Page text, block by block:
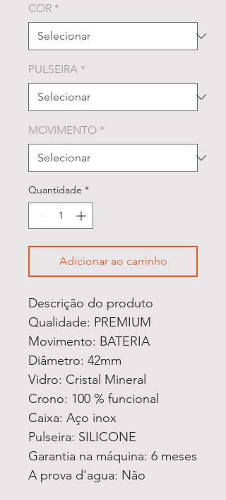
COR *
PULSEIRA *
MOVIMENTO *
Quantidade *
Adicionar ao carrinho
Descrição do produto
Qualidade: PREMIUM
Movimento: BATERIA
Diâmetro: 42mm
Vidro: Cristal Mineral
Crono: 100 % funcional
Caixa: Aço inox
Pulseira: SILICONE
Garantia na máquina: 6 meses
A prova d'agua: Não